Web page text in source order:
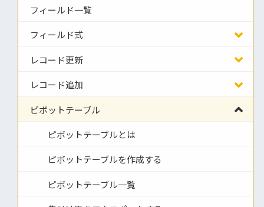
フィールド一覧
フィールド式
レコード更新
レコード追加
ピボットテーブル
ピボットテーブルとは
ピボットテーブルを作成する
ピボットテーブル一覧